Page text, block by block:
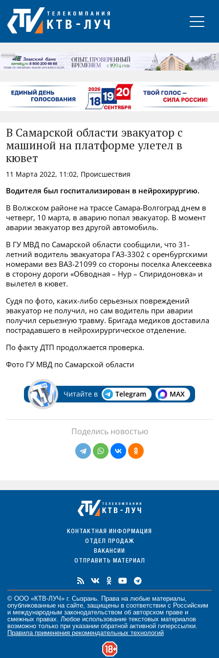
РЕКЛАМА
В Самарской области эвакуатор с
машиной на платформе улетел в
кювет
11 Марта 2022, 11:02, Происшествия
Водителя был госпитализирован в нейрохирургию.
В Волжском районе на трассе Самара-Волгоград днем в
четверг, 10 марта, в аварию попал эвакуатор. В момент
аварии эвакуатор вез другой автомобиль.
В ГУ МВД по Самарской области сообщили, что 31-
летний водитель эвакуатора ГАЗ-3302 с оренбургскими
номерами вез ВАЗ-21099 со стороны поселка Алексеевка
в сторону дороги «Обводная – Нур – Спиридоновка» и
вылетел в кювет.
Судя по фото, каких-либо серьезных повреждений
эвакуатор не получил, но сам водитель при аварии
получил серьезную травму. Бригада медиков доставила
пострадавшего в нейрохирургическое отделение.
По факту ДТП продолжается проверка.
Фото ГУ МВД по Самарской области
Читайте в Telegram MAX
Поделись новостью
КОНТАКТНАЯ ИНФОРМАЦИЯ
ОТДЕЛ ПРОДАЖ
ВАКАНСИИ
ОТПРАВИТЬ МАТЕРИАЛ
© ООО «КТВ-ЛУЧ» г. Сызрань. Права на любые материалы
опубликованные на сайте, защищены в соответствии с Российским
и международным законодательством об авторском праве и
смежных правах. Любое использование текстовых материалов
возможно только при указании обратной активной гиперссылки.
Правила применения рекомендательных технологий